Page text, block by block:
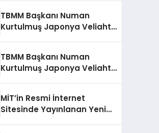
TBMM Başkanı Numan
Kurtulmuş Japonya Veliaht
TBMM Başkanı Numan
Kurtulmuş Japonya Veliaht
MİT’in Resmi İnternet
Sitesinde Yayınlanan Yeni